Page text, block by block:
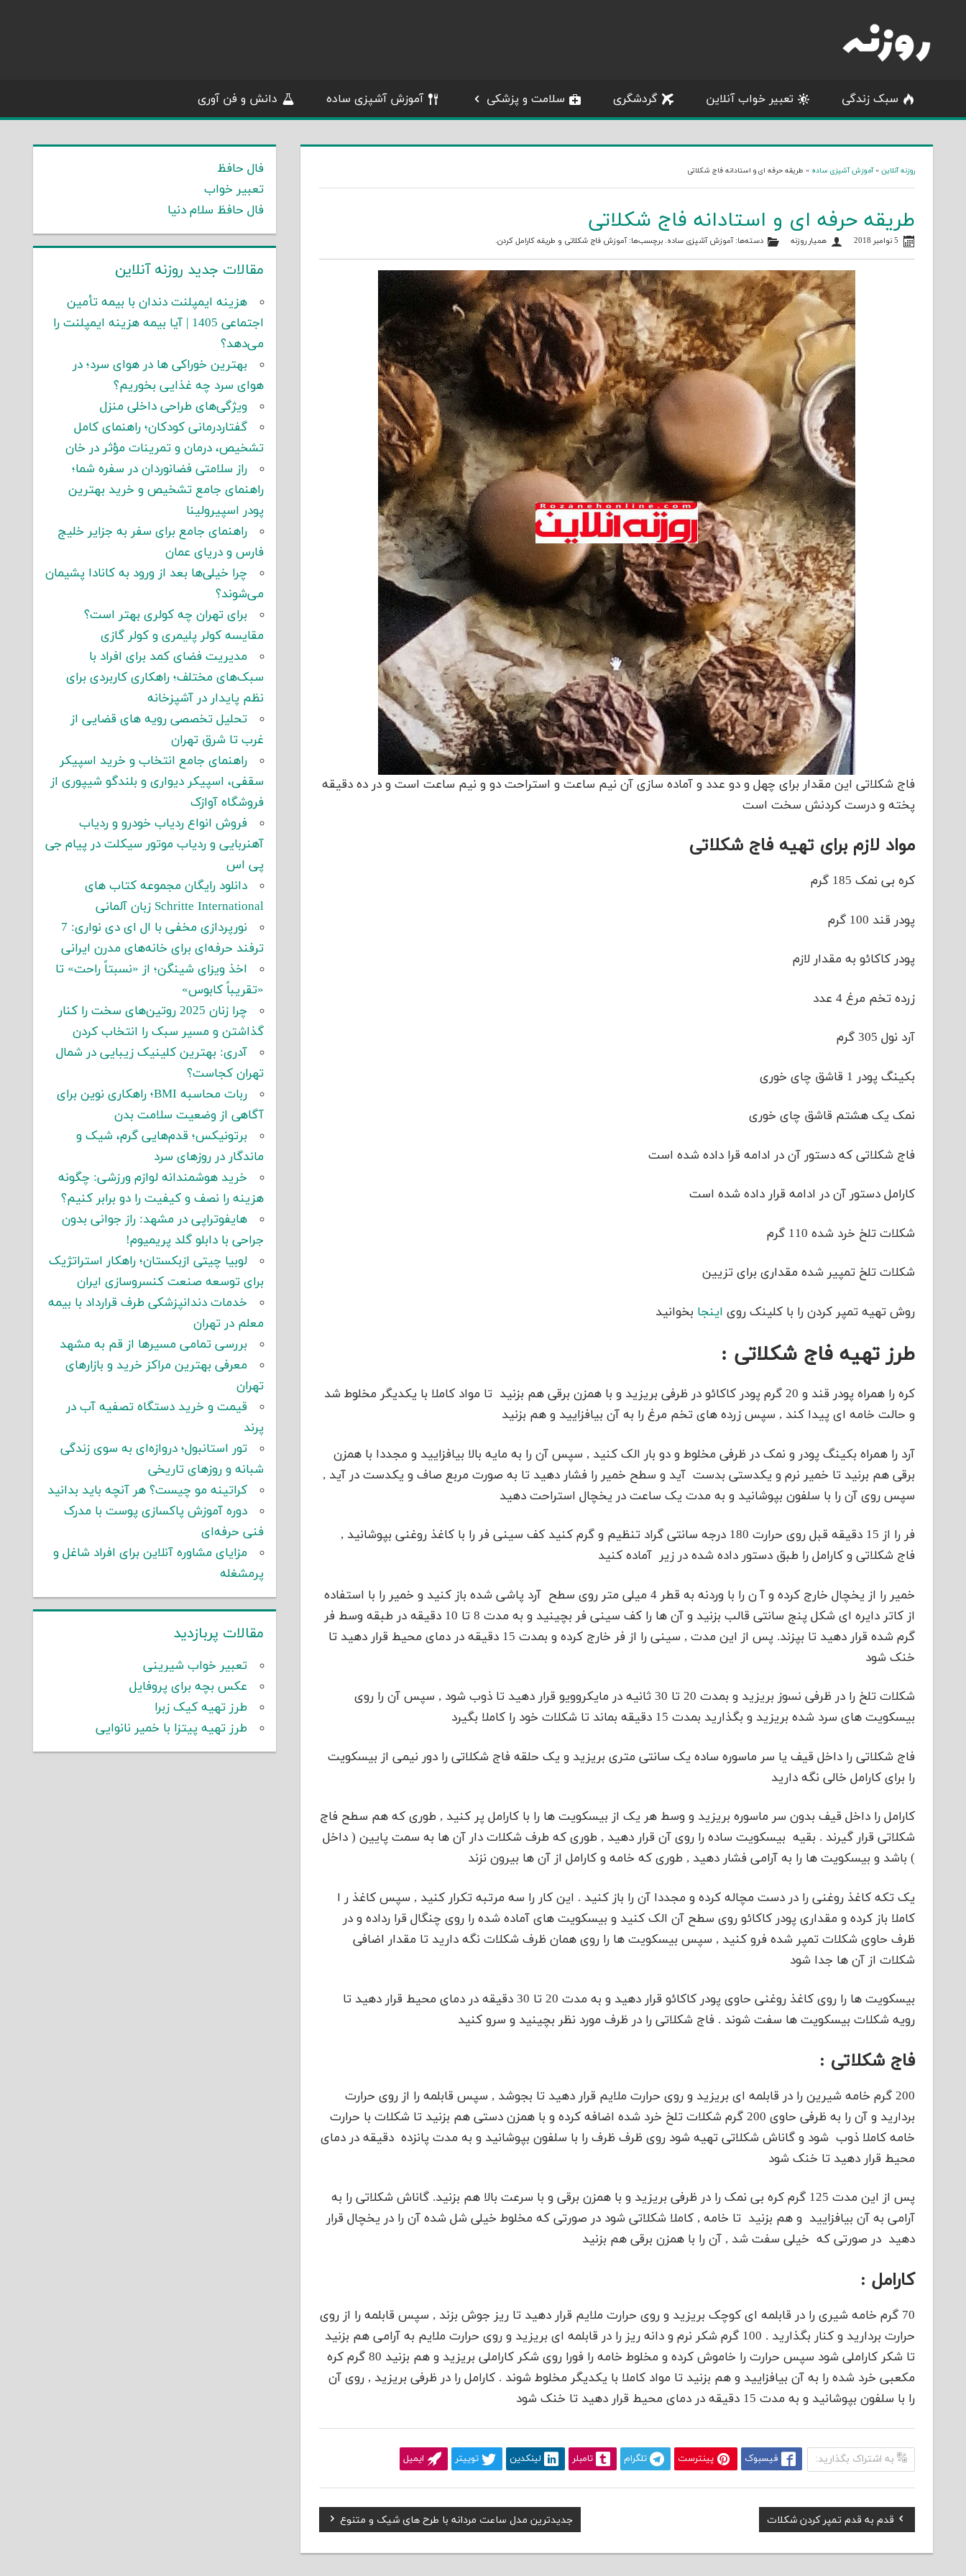
content
سبک زندگی تعبیر خواب آنلاین گردشگری سلامت و پزشکی آموزش آشپزی ساده دانش و فن آوری
روزنه آنلاین »آموزش آشپزی ساده » طریقه حرفه ای و استادانه فاج شکلاتی
طریقه حرفه ای و استادانه فاج شکلاتی
5 نوامبر 2018 همیار روزنه دسته‌ها:آموزش آشپزی ساده. برچسب‌ها:آموزش فاج شکلاتی و طریقه کارامل کردن.
فاج شکلاتی این مقدار برای چهل و دو عدد و آماده سازی آن نیم ساعت و استراحت دو و نیم ساعت است و در ده دقیقه
پخته و درست کردنش سخت است
مواد لازم برای تهیه فاج شکلاتی
کره بی نمک 185 گرم
پودر قند 100 گرم
پودر کاکائو به مقدار لازم
زرده تخم مرغ 4 عدد
آرد نول 305 گرم
بکینگ پودر 1 قاشق چای خوری
نمک یک هشتم قاشق چای خوری
فاج شکلاتی که دستور آن در ادامه قرا داده شده است
کارامل دستور آن در ادامه قرار داده شده است
شکلات تلخ خرد شده 110 گرم
شکلات تلخ تمپیر شده مقداری برای تزیین
روش تهیه تمپر کردن را با کلینک روی اینجا بخوانید
طرز تهیه فاج شکلاتی :
کره را همراه پودر قند و 20 گرم پودر کاکائو در ظرفی بریزید و با همزن برقی هم بزنید تا مواد کاملا با یکدیگر مخلوط شد
و حالت خامه ای پیدا کند , سپس زرده های تخم مرغ را به آن بیافزایید و هم بزنید
آرد را همراه بکینگ پودر و نمک در ظرفی مخلوط و دو بار الک کنید , سپس آن را به مایه بالا بیافزایید و مجددا با همزن
برقی هم برنید تا خمیر نرم و یکدستی بدست آید و سطح خمیر را فشار دهید تا به صورت مربع صاف و یکدست در آید ,
سپس روی آن را با سلفون بپوشانید و به مدت یک ساعت در یخچال استراحت دهید
فر را از 15 دقیقه قبل روی حرارت 180 درجه سانتی گراد تنظیم و گرم کنید کف سینی فر را با کاغذ روغنی بپوشانید ,
فاج شکلاتی و کارامل را طبق دستور داده شده در زیر آماده کنید
خمیر را از یخچال خارج کرده و آ ن را با وردنه به قطر 4 میلی متر روی سطح آرد پاشی شده باز کنید و خمیر را با استفاده
از کاتر دایره ای شکل پنج سانتی قالب بزنید و آن ها را کف سینی فر بچینید و به مدت 8 تا 10 دقیقه در طبقه وسط فر
گرم شده قرار دهید تا بپزند. پس از این مدت , سینی را از فر خارج کرده و بمدت 15 دقیقه در دمای محیط قرار دهید تا
خنک شود
شکلات تلخ را در ظرفی نسوز بریزید و بمدت 20 تا 30 ثانیه در مایکروویو قرار دهید تا ذوب شود , سپس آن را روی
بیسکویت های سرد شده بریزید و بگذارید بمدت 15 دقیقه بماند تا شکلات خود را کاملا بگیرد
فاج شکلاتی را داخل قیف یا سر ماسوره ساده یک سانتی متری بریزید و یک حلقه فاج شکلاتی را دور نیمی از بیسکویت
را برای کارامل خالی نگه دارید
کارامل را داخل قیف بدون سر ماسوره بریزید و وسط هر یک از بیسکویت ها را با کارامل پر کنید , طوری که هم سطح فاج
شکلاتی قرار گیرند . بقیه بیسکویت ساده را روی آن قرار دهید , طوری که طرف شکلات دار آن ها به سمت پایین ( داخل
) باشد و بیسکویت ها را به آرامی فشار دهید , طوری که خامه و کارامل از آن ها بیرون نزند
یک تکه کاغذ روغنی را در دست مچاله کرده و مجددا آن را باز کنید . این کار را سه مرتبه تکرار کنید , سپس کاغذ ر ا
کاملا باز کرده و مقداری پودر کاکائو روی سطح آن الک کنید و بیسکویت های آماده شده را روی چنگال قرا رداده و در
ظرف حاوی شکلات تمپر شده فرو کنید , سپس بیسکویت ها را روی همان ظرف شکلات نگه دارید تا مقدار اضافی
شکلات از آن ها جدا شود
بیسکویت ها را روی کاغذ روغنی حاوی پودر کاکائو قرار دهید و به مدت 20 تا 30 دقیقه در دمای محیط قرار دهید تا
رویه شکلات بیسکویت ها سفت شوند . فاج شکلاتی را در ظرف مورد نظر بچینید و سرو کنید
فاج شکلاتی :
200 گرم خامه شیرین را در قابلمه ای بریزید و روی حرارت ملایم قرار دهید تا بجوشد , سپس قابلمه را از روی حرارت
بردارید و آن را به ظرفی حاوی 200 گرم شکلات تلخ خرد شده اضافه کرده و با همزن دستی هم بزنید تا شکلات با حرارت
خامه کاملا ذوب شود و گاناش شکلاتی تهیه شود روی ظرف ظرف را با سلفون بپوشانید و به مدت پانزده دقیقه در دمای
محیط قرار دهید تا خنک شود
پس از این مدت 125 گرم کره بی نمک را در ظرفی بریزید و با همزن برقی و با سرعت بالا هم بزنید. گاناش شکلاتی را به
آرامی به آن بیافزایید و هم بزنید تا خامه , کاملا شکلاتی شود در صورتی که مخلوط خیلی شل شده آن را در یخچال قرار
دهید در صورتی که خیلی سفت شد , آن را با همزن برقی هم بزنید
کارامل :
70 گرم خامه شیری را در قابلمه ای کوچک بریزید و روی حرارت ملایم قرار دهید تا ریز جوش بزند , سپس قابلمه را از روی
حرارت بردارید و کنار بگذارید . 100 گرم شکر نرم و دانه ریز را در قابلمه ای بریزید و روی حرارت ملایم به آرامی هم بزنید
تا شکر کاراملی شود سپس حرارت را خاموش کرده و مخلوط خامه را فورا روی شکر کاراملی بریزید و هم بزنید 80 گرم کره
مکعبی خرد شده را به آن بیافزایید و هم بزنید تا مواد کاملا با یکدیگر مخلوط شوند . کارامل را در ظرفی بریزید , روی آن
را با سلفون بپوشانید و به مدت 15 دقیقه در دمای محیط قرار دهید تا خنک شود
به اشتراک بگذارید: فیسبوک پینترست تلگرام تامبلر لینکدین توییتر ایمیل
راهبری
نوشته
Previous
Post:
قدم به قدم تمپر کردن شکلات
Next
Post:
جديدترين مدل ساعت مردانه با طرح های شیک و متنوع
فال حافظ
تعبیر خواب
فال حافظ سلام دنیا
مقالات جدید روزنه آنلاین
هزینه ایمپلنت دندان با بیمه تأمین
اجتماعی 1405 | آیا بیمه هزینه ایمپلنت را
می‌دهد؟
بهترین خوراکی ها در هوای سرد؛ در
هوای سرد چه غذایی بخوریم؟
ویژگی‌های طراحی داخلی منزل
گفتاردرمانی کودکان؛ راهنمای کامل
تشخیص، درمان و تمرینات مؤثر در خان
راز سلامتی فضانوردان در سفره شما؛
راهنمای جامع تشخیص و خرید بهترین
پودر اسپیرولینا
راهنمای جامع برای سفر به جزایر خلیج
فارس و دریای عمان
چرا خیلی‌ها بعد از ورود به کانادا پشیمان
می‌شوند؟
برای تهران چه کولری بهتر است؟
مقایسه کولر پلیمری و کولر گازی
مدیریت فضای کمد برای افراد با
سبک‌های مختلف؛ راهکاری کاربردی برای
نظم پایدار در آشپزخانه
تحلیل تخصصی رویه های قضایی از
غرب تا شرق تهران
راهنمای جامع انتخاب و خرید اسپیکر
سقفی، اسپیکر دیواری و بلندگو شیپوری از
فروشگاه آوازک
فروش انواع ردیاب خودرو و ردیاب
آهنربایی و ردیاب موتور سیکلت در پیام جی
پی اس
دانلود رایگان مجموعه کتاب های
Schritte International زبان آلمانی
نورپردازی مخفی با ال ای دی نواری: 7
ترفند حرفه‌ای برای خانه‌های مدرن ایرانی
اخذ ویزای شینگن؛ از «نسبتاً راحت» تا
«تقریباً کابوس»
چرا زنان 2025 روتین‌های سخت را کنار
گذاشتن و مسیر سبک را انتخاب کردن
آدری: بهترین کلینیک زیبایی در شمال
تهران کجاست؟
ربات محاسبه BMI؛ راهکاری نوین برای
آگاهی از وضعیت سلامت بدن
برتونیکس؛ قدم‌هایی گرم، شیک و
ماندگار در روزهای سرد
خرید هوشمندانه لوازم ورزشی: چگونه
هزینه را نصف و کیفیت را دو برابر کنیم؟
هایفوتراپی در مشهد: راز جوانی بدون
جراحی با دابلو گلد پریمیوم!
لوبیا چیتی ازبکستان؛ راهکار استراتژیک
برای توسعه صنعت کنسروسازی ایران
خدمات دندانپزشکی طرف قرارداد با بیمه
معلم در تهران
بررسی تمامی مسیرها از قم به مشهد
معرفی بهترین مراکز خرید و بازارهای
تهران
قیمت و خرید دستگاه تصفیه آب در
پرند
تور استانبول؛ دروازه‌ای به سوی زندگی
شبانه و روزهای تاریخی
کراتینه مو چیست؟ هر آنچه باید بدانید
دوره آموزش پاکسازی پوست با مدرک
فنی حرفه‌ای
مزایای مشاوره آنلاین برای افراد شاغل و
پرمشغله
مقالات پربازدید
تعبیر خواب شیرینی
عکس بچه برای پروفایل
طرز تهیه کیک زبرا
طرز تهیه پیتزا با خمیر نانوایی